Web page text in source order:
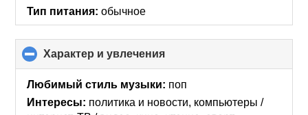
Тип питания: обычное
Характер и увлечения
to
collapse
Любимый стиль музыки: поп
Интересы: политика и новости, компьютеры /